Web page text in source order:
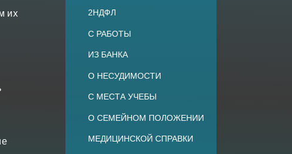
их 2НДФЛ
С РАБОТЫ
ИЗ БАНКА
О НЕСУДИМОСТИ
С МЕСТА УЧЕБЫ
О СЕМЕЙНОМ ПОЛОЖЕНИИ
МЕДИЦИНСКОЙ СПРАВКИ